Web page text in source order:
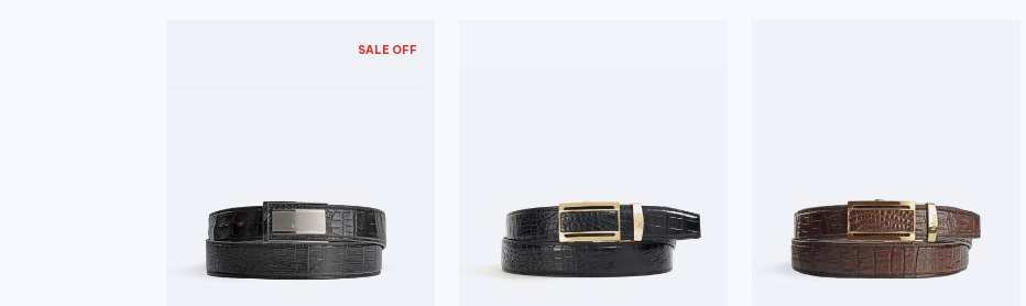
SALE OFF